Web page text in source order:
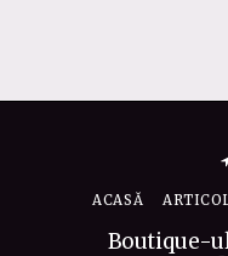
Boutique-
ACASĂ